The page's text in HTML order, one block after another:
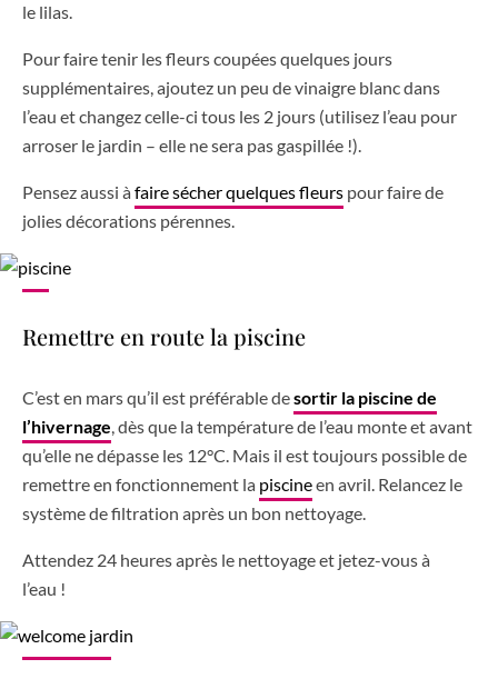
le lilas.
Pour faire tenir les fleurs coupées quelques jours
supplémentaires, ajoutez un peu de vinaigre blanc dans
l’eau et changez celle-ci tous les 2 jours (utilisez l’eau pour
arroser le jardin – elle ne sera pas gaspillée !).
Pensez aussi àfaire sécher quelques fleurs pour faire de
jolies décorations pérennes.
Remettre en route la piscine
C’est en mars qu’il est préférable desortir la piscine de
l’hivernage, dès que la température de l’eau monte et avant
qu’elle ne dépasse les 12°C. Mais il est toujours possible de
remettre en fonctionnement la piscineen avril. Relancez le
système de filtration après un bon nettoyage.
Attendez 24 heures après le nettoyage et jetez-vous à
l’eau !